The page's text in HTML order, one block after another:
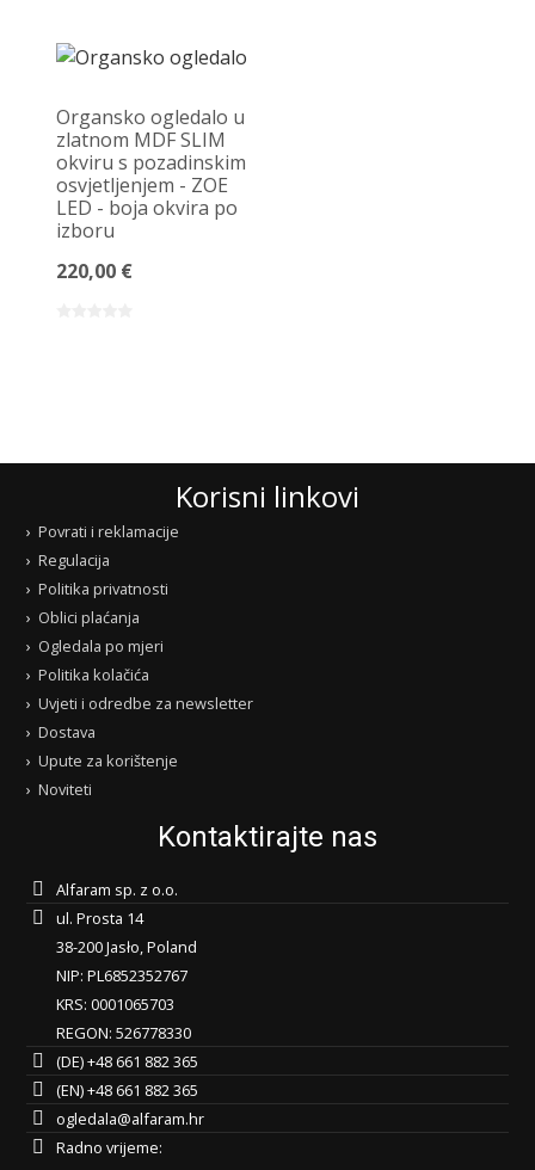
Organsko ogledalo u
zlatnom MDF SLIM
okviru s pozadinskim
osvjetljenjem - ZOE
LED - boja okvira po
izboru
220,00 €
Korisni linkovi
Povrati i reklamacije
Regulacija
Politika privatnosti
Oblici plaćanja
Ogledala po mjeri
Politika kolačića
Uvjeti i odredbe za newsletter
Dostava
Upute za korištenje
Noviteti
Kontaktirajte nas
Alfaram sp. z o.o.
ul. Prosta 14
38-200 Jasło, Poland
NIP: PL6852352767
KRS: 0001065703
REGON: 526778330
(DE) +48 661 882 365
(EN) +48 661 882 365
ogledala@alfaram.hr
Radno vrijeme: